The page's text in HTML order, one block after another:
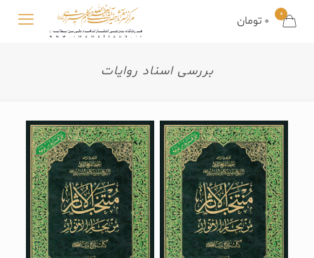
0
0 تومان
بررسی اسناد روایات